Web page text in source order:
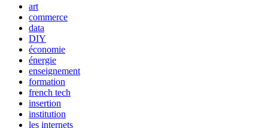
art
commerce
data
DIY
économie
énergie
enseignement
formation
french tech
insertion
institution
les internets